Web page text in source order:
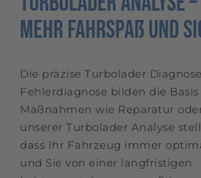
mehr Fahrspaß und
Die präzise Turbolader
Fehlerdiagnose bilden die
Maßnahmen wie Reparatur
unserer Turbolader Analyse
dass Ihr Fahrzeug immer
und Sie von einer langfristigen